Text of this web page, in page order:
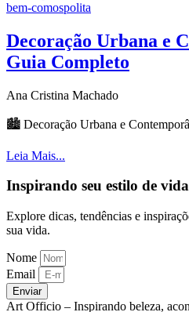
Decoração Urbana e
Guia Completo
Ana Cristina Machado
🏙️ Decoração Urbana e
Leia Mais...
Inspirando seu estilo de vida
Explore dicas, tendências e
sua vida.
Nome
Email
Enviar
Art Officio – Inspirando beleza,